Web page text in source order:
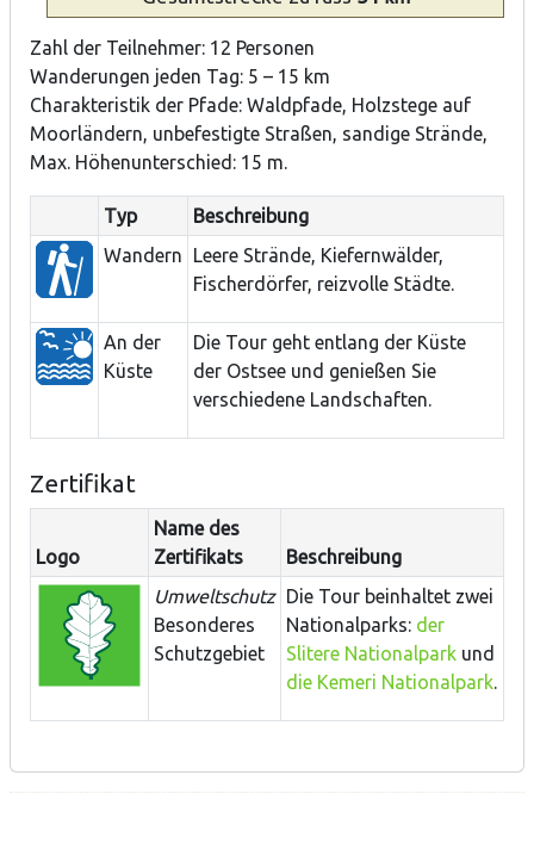
Zahl der Teilnehmer: 12 Personen
Wanderungen jeden Tag: 5 – 15 km
Charakteristik der Pfade: Waldpfade, Holzstege auf
Moorländern, unbefestigte Straßen, sandige Strände,
Max. Höhenunterschied: 15 m.
Typ
Beschreibung
Wandern
Leere Strände, Kiefernwälder,
Fischerdörfer, reizvolle Städte.
An der
Küste
Die Tour geht entlang der Küste
der Ostsee und genießen Sie
verschiedene Landschaften.
Zertifikat
Logo
Name des
Zertifikats
Beschreibung
Umweltschutz
Besonderes
Schutzgebiet
Die Tour beinhaltet zwei
Nationalparks: der
Slitere Nationalpark und
die Kemeri Nationalpark.